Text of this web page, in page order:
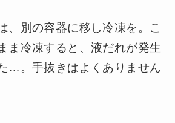
、別の容器に移し冷凍を。こ
ま冷凍すると、液だれが発生
…。手抜きはよくありません